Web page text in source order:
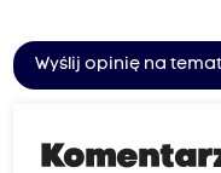
Wyślij opinię na